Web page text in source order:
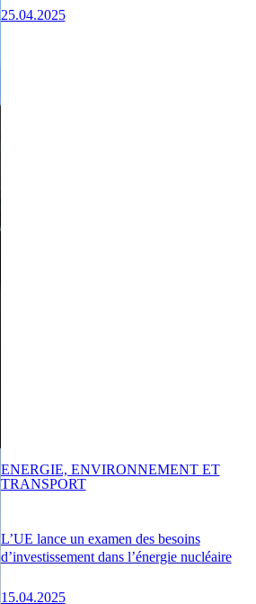
25.04.2025
L’UE lance un examen des besoins
d’investissement dans l’énergie nucléaire
15.04.2025
ENERGIE, ENVIRONNEMENT ET
TRANSPORT